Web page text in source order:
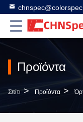
Προϊόντα
Σπίτι > Προϊόντα >